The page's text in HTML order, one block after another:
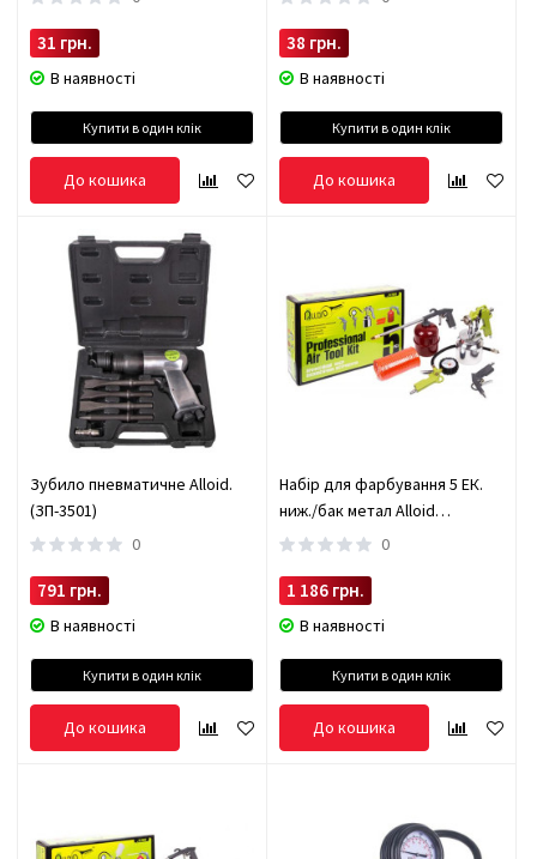
31 грн.
В наявності
Купити в один клік
До кошика
38 грн.
В наявності
Купити в один клік
До кошика
Зубило пневматичне Alloid.
(ЗП-3501)
0
791 грн.
В наявності
Купити в один клік
До кошика
Набір для фарбування 5 ЕК.
ниж./бак метал Alloid
(НП-2000А5)
0
1 186 грн.
В наявності
Купити в один клік
До кошика